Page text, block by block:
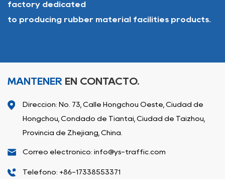
factory dedicated
to producing rubber material facilities products.
MANTENER EN CONTACTO.
Dirección: No. 73, Calle Hongchou Oeste, Ciudad de
Hongchou, Condado de Tiantai, Ciudad de Taizhou,
Provincia de Zhejiang, China.
Correo electrónico: info@ys-traffic.com
Teléfono: +86-17338553371